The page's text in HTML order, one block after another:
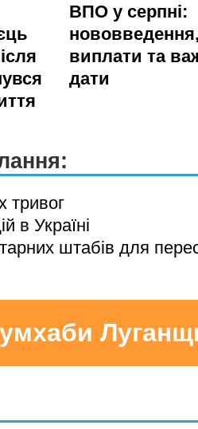
ВПО у серпні:
виплати та
дати
тривог
в Україні
штабів для